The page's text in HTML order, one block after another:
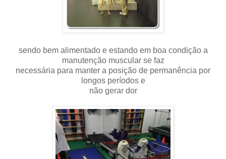
sendo bem alimentado e estando em boa condição a
manutenção muscular se faz
necessária para manter a posição de permanência por
longos períodos e
não gerar dor